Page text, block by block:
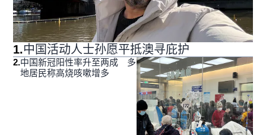
1.中国活动人士孙愿平抵澳寻庇护
2.中国新冠阳性率升至两成 多
地居民称高烧咳嗽增多